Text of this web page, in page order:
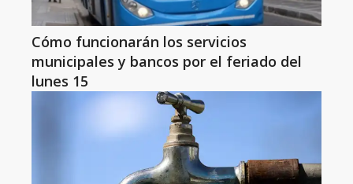
Cómo funcionarán los servicios
municipales y bancos por el feriado del
lunes 15